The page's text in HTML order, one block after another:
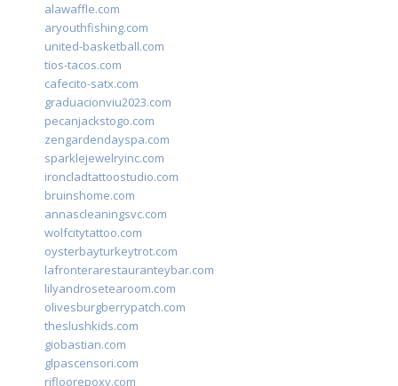
alawaffle.com
aryouthfishing.com
united-basketball.com
tios-tacos.com
cafecito-satx.com
graduacionviu2023.com
pecanjackstogo.com
zengardendayspa.com
sparklejewelryinc.com
ironcladtattoostudio.com
bruinshome.com
annascleaningsvc.com
wolfcitytattoo.com
oysterbayturkeytrot.com
lafronterarestauranteybar.com
lilyandrosetearoom.com
olivesburgberrypatch.com
theslushkids.com
giobastian.com
glpascensori.com
rifloorepoxy.com